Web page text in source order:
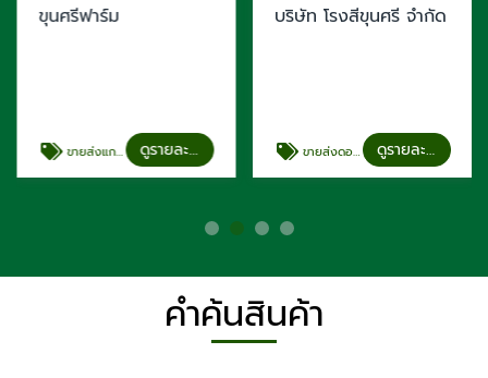
ขุนศรีฟาร์ม
ขายส่งแกลบดำ ดูรายละเอียด
บริษัท โรงสีขุนศรี จำกัด
ขายส่งดอกหญ้า ดูรายละเอียด
คำค้นสินค้า